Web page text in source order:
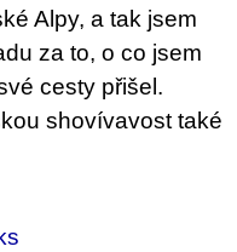
Alpy, a tak jsem
za to, o co jsem
cesty přišel.
shovívavost také